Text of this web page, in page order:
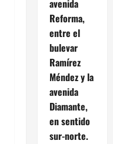
avenida
Reforma,
entre el
bulevar
Ramírez
Méndez y la
avenida
Diamante,
en sentido
sur-norte.